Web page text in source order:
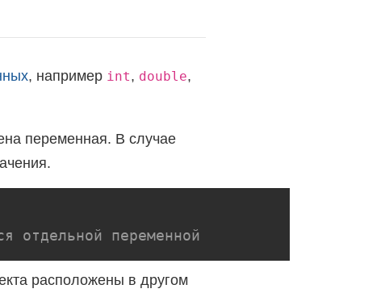
, например int, double,
переменная. В случае
отдельной переменной
расположены в другом